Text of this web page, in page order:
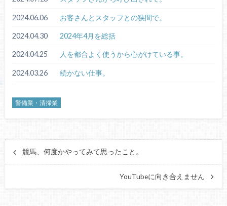
2024.06.06 お客さんとスタッフとの狭間で。
2024.04.30 2024年4月を総括
2024.04.25 人を都合よく使うから心がけている事。
2024.03.26 続かない仕事。
警備業・清掃業
競馬、何度かやってみて思ったこと。
YouTubeに向き合えません